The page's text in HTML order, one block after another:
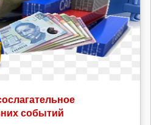
событий